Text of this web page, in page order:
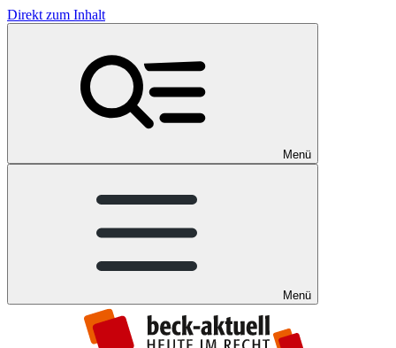
Direkt zum Inhalt
Menü
Menü